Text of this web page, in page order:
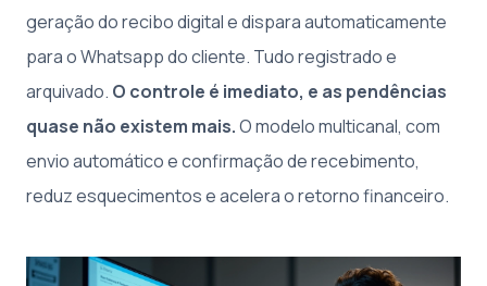
geração do recibo digital e dispara automaticamente
para o Whatsapp do cliente. Tudo registrado e
arquivado. O controle é imediato, e as pendências
quase não existem mais.O modelo multicanal, com
envio automático e confirmação de recebimento,
reduz esquecimentos e acelera o retorno financeiro.